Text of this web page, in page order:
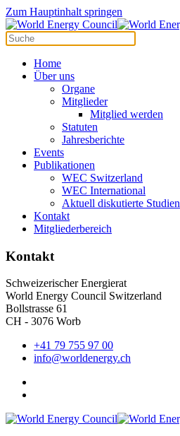
Cookie-Einstellungen
Zum Hauptinhalt springen
Home
Über uns
Organe
Mitglieder
Mitglied werden
Statuten
Jahresberichte
Events
Publikationen
WEC Switzerland
WEC International
Aktuell diskutierte Studien
Kontakt
Mitgliederbereich
Kontakt
Schweizerischer Energierat
World Energy Council Switzerland
Bollstrasse 61
CH - 3076 Worb
+41 79 755 97 00
info@worldenergy.ch